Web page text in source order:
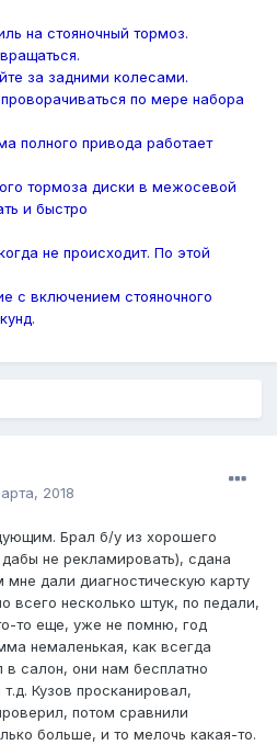
на стояночный тормоз.
за задними колесами.
по мере набора
полного привода работает
тормоза диски в межосевой
и быстро
не происходит. По этой
с включением стояночного
2018
Брал б/у из хорошего
не рекламировать), сдана
мне дали диагностическую карту
всего несколько штук, по педали,
то еще, уже не помню, год
немаленькая, как всегда
в салон, они нам бесплатно
Кузов просканировал,
потом сравнили
больше, и то мелочь какая-то.